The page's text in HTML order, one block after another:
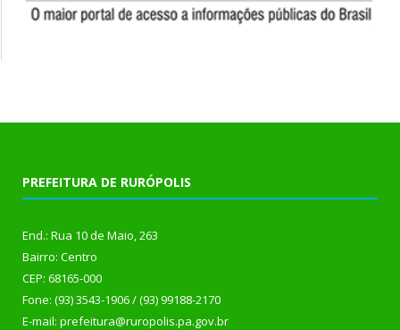
PREFEITURA DE RURÓPOLIS
End.: Rua 10 de Maio, 263
Bairro: Centro
CEP: 68165-000
Fone: (93) 3543-1906 / (93) 99188-2170
E-mail: prefeitura@ruropolis.pa.gov.br